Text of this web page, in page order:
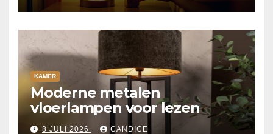
KAMER
Moderne metalen
vloerlampen voor lezen
8 JULI 2026 CANDICE